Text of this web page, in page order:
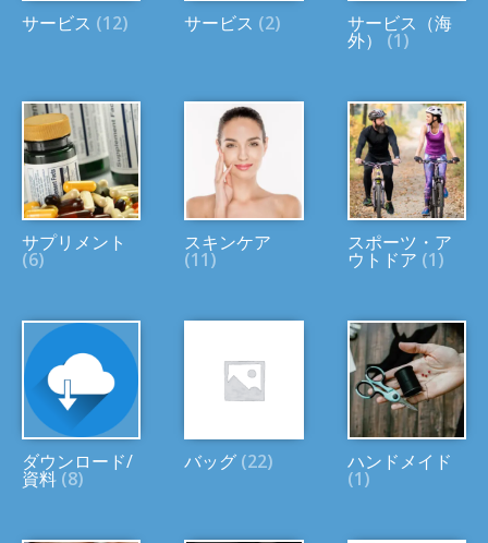
サービス (12) サービス (2) サービス（海
外） (1)
サプリメント
(6)
スキンケア
(11)
スポーツ・ア
ウトドア (1)
ダウンロード/
資料 (8)
バッグ (22) ハンドメイド
(1)